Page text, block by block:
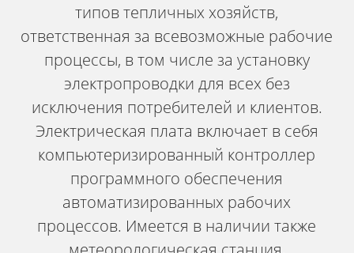
типов тепличных хозяйств,
ответственная за всевозможные рабочие
процессы, в том числе за установку
электропроводки для всех без
исключения потребителей и клиентов.
Электрическая плата включает в себя
компьютеризированный контроллер
программного обеспечения
автоматизированных рабочих
процессов. Имеется в наличии также